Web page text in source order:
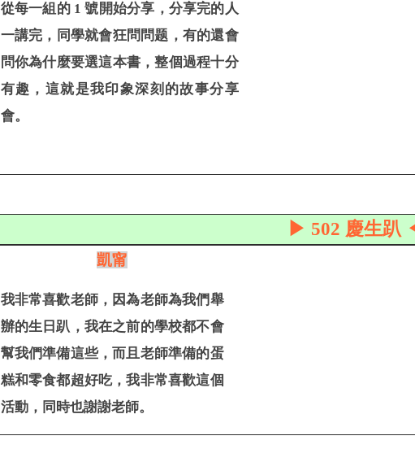
從每一組的 1 號開始分享，分享完的人
一講完，同學就會狂問問题，有的還會
問你為什麼要選這本書，整個過程十分
有趣，這就是我印象深刻的故事分享
會。
▶ 502 慶生趴
凱甯
我非常喜歡老師，因為老師為我們舉
辦的生日趴，我在之前的學校都不會
幫我們準備這些，而且老師準備的蛋
糕和零食都超好吃，我非常喜歡這個
活動，同時也謝謝老師。